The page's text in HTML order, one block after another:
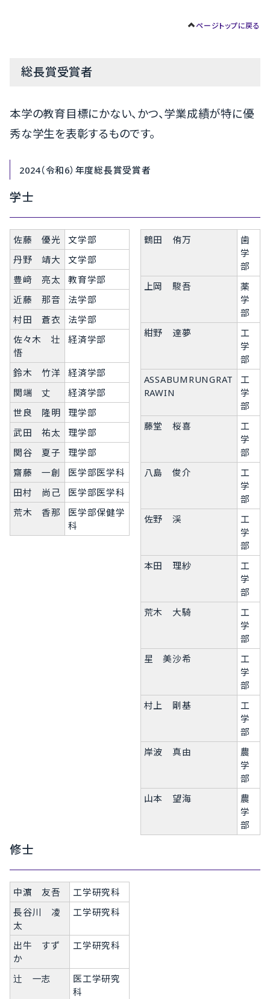
ページトップに戻る
総長賞受賞者
本学の教育目標にかない、かつ、学業成績が特に優
秀な学生を表彰するものです。
2024（令和6）年度総長賞受賞者
学士
佐藤 優光
文学部
丹野 靖大
文学部
豊﨑 亮太
教育学部
近藤 那音
法学部
村田 蒼衣
法学部
佐々木 壮
悟
経済学部
鈴木 竹洋
経済学部
関端 丈
経済学部
世良 隆明
理学部
武田 祐太
理学部
関谷 夏子
理学部
齋藤 一創
医学部医学科
田村 尚己
医学部医学科
荒木 香那
医学部保健学
科
鶴田 侑万
歯
学
部
上岡 駿吾
薬
学
部
紺野 達夢
工
学
部
ASSABUMRUNGRAT
RAWIN
工
学
部
藤堂 桜喜
工
学
部
八島 俊介
工
学
部
佐野 渓
工
学
部
本田 理紗
工
学
部
荒木 大騎
工
学
部
星 美沙希
工
学
部
村上 剛基
工
学
部
岸波 真由
農
学
部
山本 望海
農
学
部
修士
中濵 友吾
工学研究科
長谷川 凌
太
工学研究科
出牛 すず
か
工学研究科
辻 一志
医工学研究
科